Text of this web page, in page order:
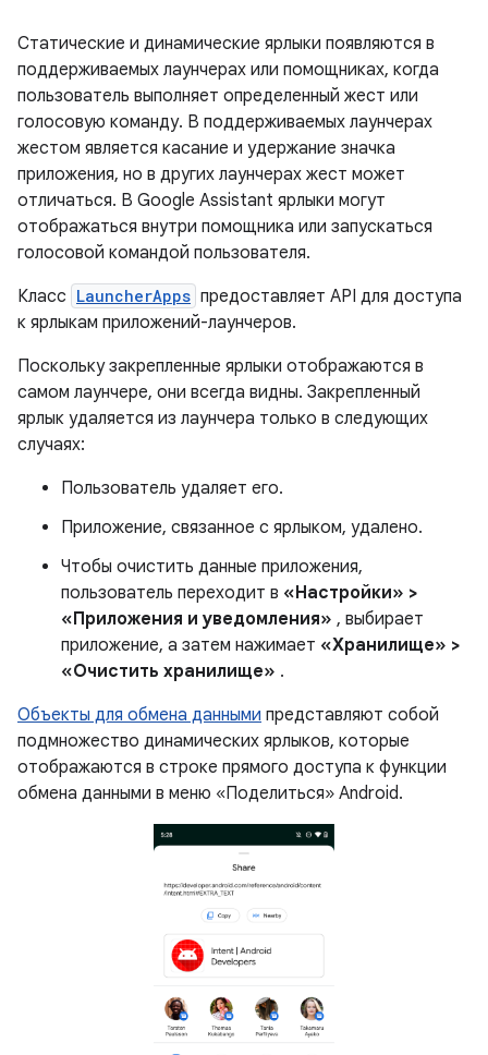
Статические и динамические ярлыки появляются в
поддерживаемых лаунчерах или помощниках, когда
пользователь выполняет определенный жест или
голосовую команду. В поддерживаемых лаунчерах
жестом является касание и удержание значка
приложения, но в других лаунчерах жест может
отличаться. В Google Assistant ярлыки могут
отображаться внутри помощника или запускаться
голосовой командой пользователя.
Класс LauncherApps предоставляет API для доступа
к ярлыкам приложений-лаунчеров.
Поскольку закрепленные ярлыки отображаются в
самом лаунчере, они всегда видны. Закрепленный
ярлык удаляется из лаунчера только в следующих
случаях:
Пользователь удаляет его.
Приложение, связанное с ярлыком, удалено.
Чтобы очистить данные приложения,
пользователь переходит в «Настройки» >
«Приложения и уведомления» , выбирает
приложение, а затем нажимает «Хранилище» >
«Очистить хранилище» .
Объекты для обмена данными представляют собой
подмножество динамических ярлыков, которые
отображаются в строке прямого доступа к функции
обмена данными в меню «Поделиться» Android.